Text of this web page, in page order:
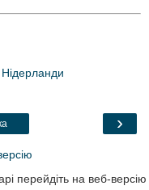
Нідерланди
›
перейдіть на веб-версію